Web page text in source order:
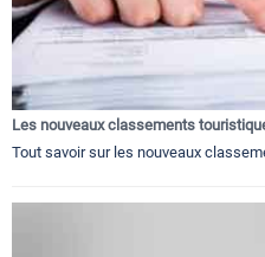
Les nouveaux classements
Tout savoir sur les nouveaux